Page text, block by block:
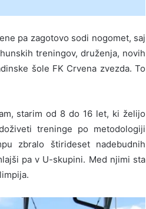
pa zagotovo sodi nogomet, saj
treningov, druženja, novih
šole FK Crvena zvezda. To
starim od 8 do 16 let, ki želijo
treninge po metodologiji
zbralo štirideset nadebudnih
pa v U-skupini. Med njimi sta